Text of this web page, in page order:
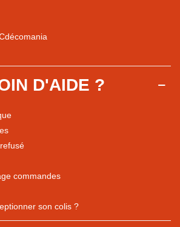
des performances du magasin
D'AIDE ?
commandes
son colis ?